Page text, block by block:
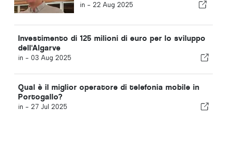
in - 22 Aug 2025
Investimento di 125 milioni di euro per lo sviluppo
dell'Algarve
in - 03 Aug 2025
Qual è il miglior operatore di telefonia mobile in
Portogallo?
in - 27 Jul 2025